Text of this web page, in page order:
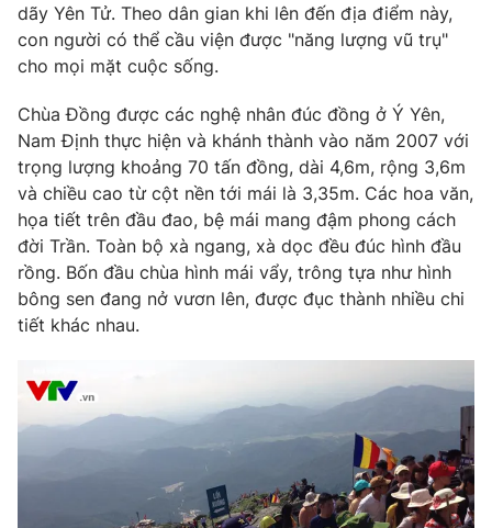
dãy Yên Tử. Theo dân gian khi lên đến địa điểm này,
con người có thể cầu viện được "năng lượng vũ trụ"
cho mọi mặt cuộc sống.
Chùa Đồng được các nghệ nhân đúc đồng ở Ý Yên,
Nam Định thực hiện và khánh thành vào năm 2007 với
trọng lượng khoảng 70 tấn đồng, dài 4,6m, rộng 3,6m
và chiều cao từ cột nền tới mái là 3,35m. Các hoa văn,
họa tiết trên đầu đao, bệ mái mang đậm phong cách
đời Trần. Toàn bộ xà ngang, xà dọc đều đúc hình đầu
rồng. Bốn đầu chùa hình mái vẩy, trông tựa như hình
bông sen đang nở vươn lên, được đục thành nhiều chi
tiết khác nhau.